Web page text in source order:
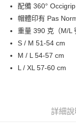
每筆NT$80，滿
付款後全家取貨
每筆NT$80，滿
7-11店到店
每筆NT$80，滿
配備 360°
帽體印有 Pas
重量 390 克（M/L
S / M 51-54 cm
M / L 54-57 cm
L / XL 57-60 cm
詳細說